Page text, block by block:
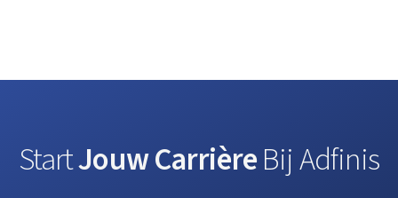
StartJouw CarrièreBij Adfinis